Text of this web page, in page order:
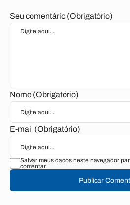
Seu comentário (Obrigatório)
Nome (Obrigatório)
E-mail (Obrigatório)
Salvar meus dados neste navegador
comentar.
Publicar